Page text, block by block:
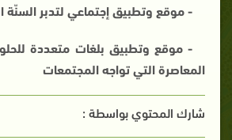
- موقع وتطبيق إجتماعي لتدبر السنّة
- موقع وتطبيق بلغات متعددة
المعاصرة التي تواجه المجتمعات
شارك المحتوي بواسطة :